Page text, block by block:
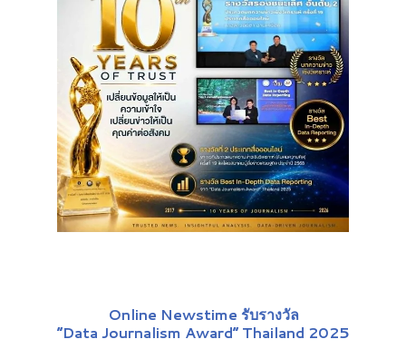
Online Newstime รับรางวัล
“Data Journalism Award” Thailand 2025